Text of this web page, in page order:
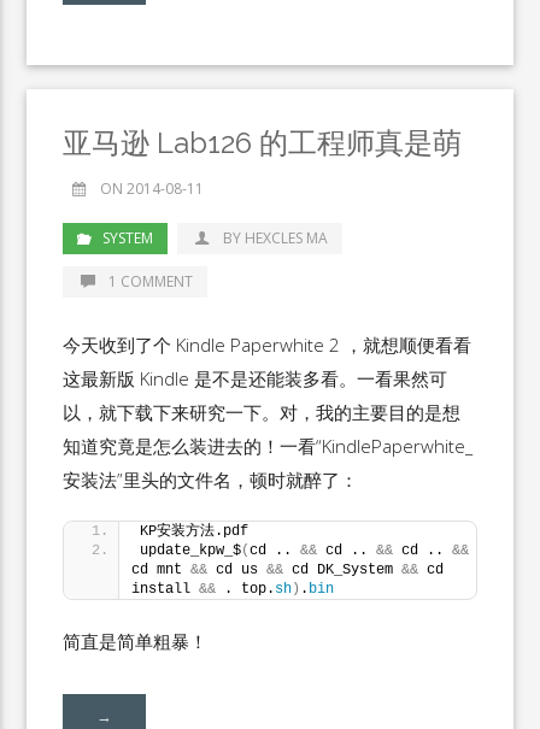
亚马逊 Lab126 的工程师真是萌
ON 2014-08-11
SYSTEM BY HEXCLES MA
1 COMMENT
今天收到了个 Kindle Paperwhite 2 ，就想顺便看看
这最新版 Kindle 是不是还能装多看。一看果然可
以，就下载下来研究一下。对，我的主要目的是想
知道究竟是怎么装进去的！一看“KindlePaperwhite_
安装法”里头的文件名，顿时就醉了：
KP安装方法.pdf
update_kpw_$(cd .. && cd .. && cd .. &&
cd mnt && cd us && cd DK_System && cd
install && . top. sh ) . bin
简直是简单粗暴！
→